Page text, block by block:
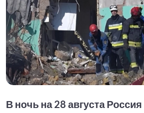
В ночь на 28 августа